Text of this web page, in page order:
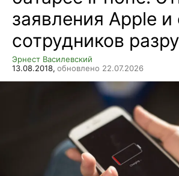
заявления Apple и
сотрудников
Эрнест Василевский
13.08.2018, обновлено 22.07.2026